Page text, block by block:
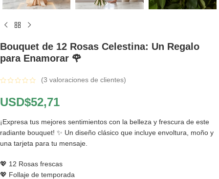
Bouquet de 12 Rosas Celestina: Un Regalo
para Enamorar 🌹
(3 valoraciones de clientes)
USD$52,71
¡Expresa tus mejores sentimientos con la belleza y frescura de este
radiante bouquet! ✨ Un diseño clásico que incluye envoltura, moño y
una tarjeta para tu mensaje.
💖 12 Rosas frescas
💖 Follaje de temporada